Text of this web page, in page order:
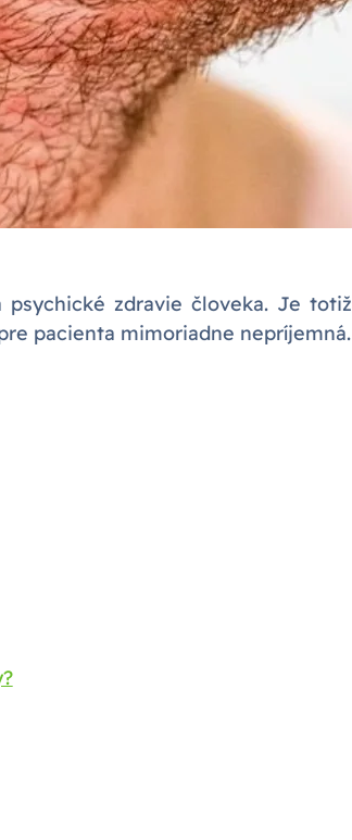
zdravie človeka. Je totiž
pacienta mimoriadne nepríjemná.